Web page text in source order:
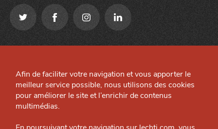
Grande Cause
Nous contacter
Politique éditoriale
Espace presse
Préférences cookies
Site créé par
Afin de faciliter votre navigation et vous apporter le
meilleur service possible, nous utilisons des cookies
pour améliorer le site et l’enrichir de contenus
multimédias.
J'accepte Je refuse